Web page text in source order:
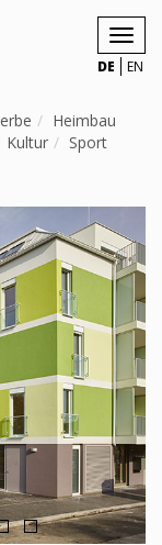
DE EN
Heimbau
Kultur
Sport